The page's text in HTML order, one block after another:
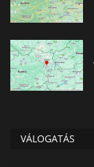
VÁLOGATÁS